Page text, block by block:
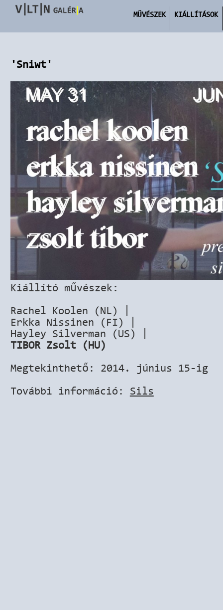
MŰVÉSZEK KIÁLLÍTÁSOK
'Sniwt'
Kiállító művészek:
Rachel Koolen (NL) |
Erkka Nissinen (FI) |
Hayley Silverman (US) |
TIBOR Zsolt (HU)
Megtekinthető: 2014. június 15-ig
További információ: Sils